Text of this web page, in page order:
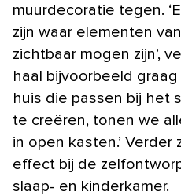
muurdecoratie tegen.
zijn waar elementen
zichtbaar mogen zijn’,
haal bijvoorbeeld
huis die passen bij het
te creëren, tonen we
in open kasten.’
effect bij de
slaap- en kinderkamer.